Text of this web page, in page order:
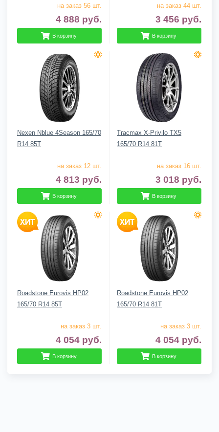
на заказ 56 шт.
4 888 руб.
В корзину
на заказ 44 шт.
3 456 руб.
В корзину
Nexen Nblue 4Season 165/70
R14 85T
на заказ 12 шт.
4 813 руб.
В корзину
Tracmax X-Privilo TX5
165/70 R14 81T
на заказ 16 шт.
3 018 руб.
В корзину
Roadstone Eurovis HP02
165/70 R14 85T
на заказ 3 шт.
4 054 руб.
В корзину
Roadstone Eurovis HP02
165/70 R14 81T
на заказ 3 шт.
4 054 руб.
В корзину